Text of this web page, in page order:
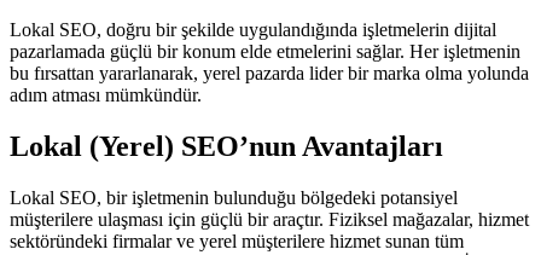
Lokal SEO, doğru bir şekilde uygulandığında işletmelerin dijital
pazarlamada güçlü bir konum elde etmelerini sağlar. Her işletmenin
bu fırsattan yararlanarak, yerel pazarda lider bir marka olma yolunda
adım atması mümkündür.
Lokal (Yerel) SEO’nun Avantajları
Lokal SEO, bir işletmenin bulunduğu bölgedeki potansiyel
müşterilere ulaşması için güçlü bir araçtır. Fiziksel mağazalar, hizmet
sektöründeki firmalar ve yerel müşterilere hizmet sunan tüm